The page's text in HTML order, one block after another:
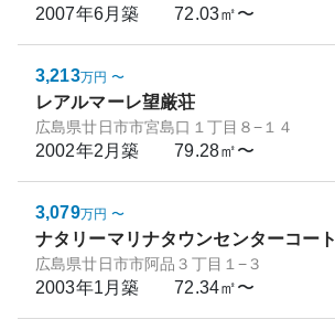
2007年6月築 72.03㎡〜
3,213万円 〜
レアルマーレ望厳荘
広島県廿日市市宮島口１丁目８−１４
2002年2月築 79.28㎡〜
3,079万円 〜
ナタリーマリナタウンセンターコート
広島県廿日市市阿品３丁目１−３
2003年1月築 72.34㎡〜